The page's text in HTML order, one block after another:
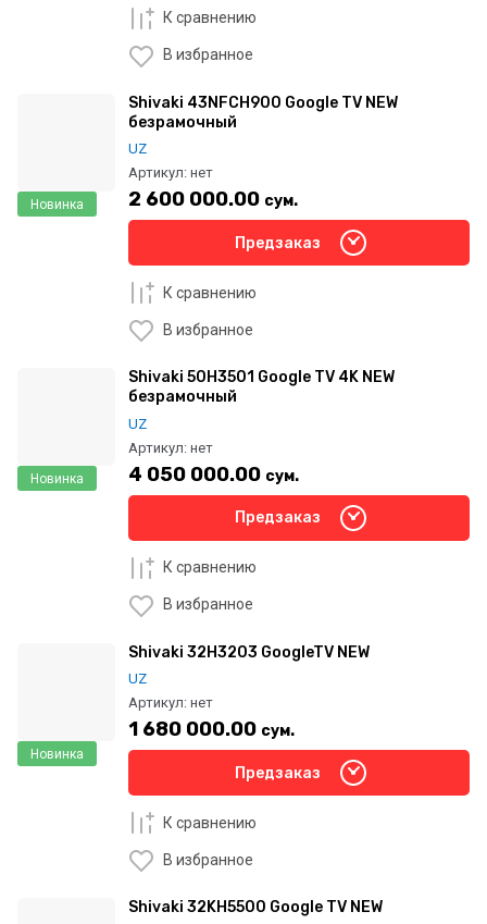
К сравнению
В избранное
Новинка
Shivaki 43NFCH900 Google TV NEW
безрамочный
UZ
Артикул: нет
2 600 000.00 сум.
Предзаказ
К сравнению
В избранное
Новинка
Shivaki 50H3501 Google TV 4K NEW
безрамочный
UZ
Артикул: нет
4 050 000.00 сум.
Предзаказ
К сравнению
В избранное
Новинка
Shivaki 32H3203 GoogleTV NEW
UZ
Артикул: нет
1 680 000.00 сум.
Предзаказ
К сравнению
В избранное
Shivaki 32KH5500 Google TV NEW